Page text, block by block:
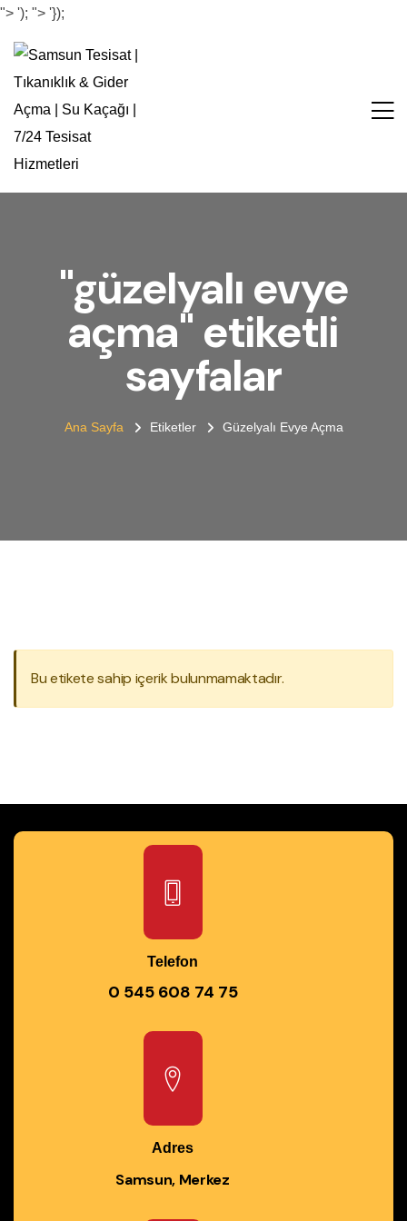
"> '); "> '});
"güzelyalı evye
açma" etiketli
sayfalar
Ana Sayfa Etiketler Güzelyalı Evye Açma
Bu etikete sahip içerik bulunmamaktadır.
Telefon
0 545 608 74 75
Adres
Samsun, Merkez